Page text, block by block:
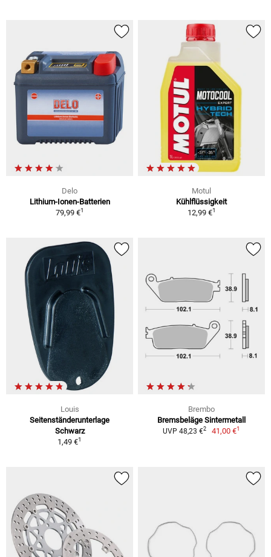
Delo
Lithium-Ionen-Batterien
79,99 €1
Motul
Kühlflüssigkeit
12,99 €1
Louis
Seitenständerunterlage
Schwarz
1,49 €1
Brembo
Bremsbeläge Sintermetall
UVP 48,23 €2 41,00 €1